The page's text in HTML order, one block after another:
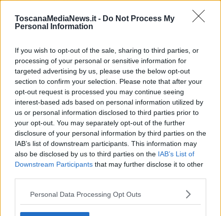
ToscanaMediaNews.it - Do Not Process My
Personal Information
If you wish to opt-out of the sale, sharing to third parties, or
processing of your personal or sensitive information for
targeted advertising by us, please use the below opt-out
section to confirm your selection. Please note that after your
opt-out request is processed you may continue seeing
interest-based ads based on personal information utilized by
us or personal information disclosed to third parties prior to
your opt-out. You may separately opt-out of the further
disclosure of your personal information by third parties on the
IAB’s list of downstream participants. This information may
also be disclosed by us to third parties on the IAB’s List of
Downstream Participants that may further disclose it to other
Personal Data Processing Opt Outs
Duecento esuberi su 672 dipendenti per la Roberto
Cavalli spa: a dare la notizia ai sindacati sono stati i vertici della
casa di moda nel corso di un incontro in cui è stato annunciato un
drastica riduzione del personale, la razionalizzazione della
produzione e la chiusura di vari negozi, si punta a far tornare in
attivo i conti della società entro il 2018, assicurando al tempo
stesso prospettive di rilancio per il marchio.
"La riorganizzazione prevede la semplificazione dell’assetto
aziendale oltre alla chiusura della sede e dell’ufficio stile di Milano -
si legge in una nota - con il trasferimento di tutte le funzioni nella
sede dell'Osmannoro, alla periferia di Firenze. Inoltre, è prevista la
razionalizzazione della produzione, della logistica e della rete retail,
attraverso una serie di chiusure o la ricollocazione di alcuni negozi".
Poche ore prima il gruppo Cavalli aveva annunciato il divorzio dal
direttore creativo Peter Dundas, dopo tre stagioni: la collezione